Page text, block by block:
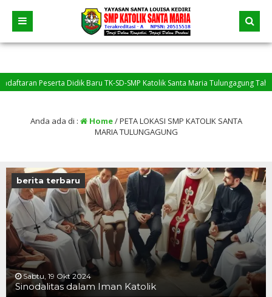
Didik Baru TK-SD-SMP Katolik Santa Maria Tulungagung Tahun
menyelesaikan tugas, silakan menghubungi Bapak/Ibu Guru mapel.
Anda ada di : Home/PETA LOKASI SMP KATOLIK SANTA
MARIA TULUNGAGUNG
berita terbaru
Sabtu, 19 Okt 2024
Sinodalitas dalam Iman Katolik